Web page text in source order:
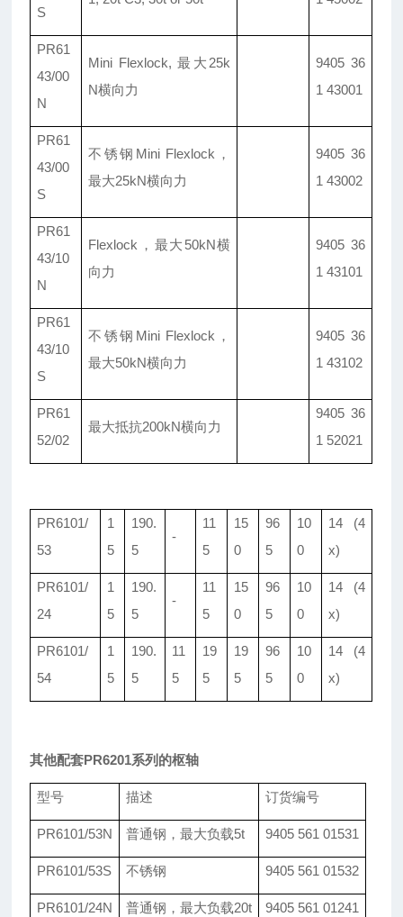
S
PR61
43/00
N
Mini Flexlock, 最大25k
N横向力
9405 36
1 43001
PR61
43/00
S
不锈钢Mini Flexlock，
最大25kN横向力
9405 36
1 43002
PR61
43/10
N
Flexlock ，最大50kN横
向力
9405 36
1 43101
PR61
43/10
S
不锈钢Mini Flexlock，
最大50kN横向力
9405 36
1 43102
PR61
52/02
最大抵抗200kN横向力
9405 36
1 52021
PR6101/
53
1
5
190.
5
-
11
5
15
0
96
5
10
0
14 (4
x)
PR6101/
24
1
5
190.
5
-
11
5
15
0
96
5
10
0
14 (4
x)
PR6101/
54
1
5
190.
5
11
5
19
5
19
5
96
5
10
0
14 (4
x)
其他配套PR6201系列的枢轴
型号 描述 订货编号
PR6101/53N 普通钢，最大负载5t 9405 561 01531
PR6101/53S 不锈钢 9405 561 01532
PR6101/24N 普通钢，最大负载20t 9405 561 01241